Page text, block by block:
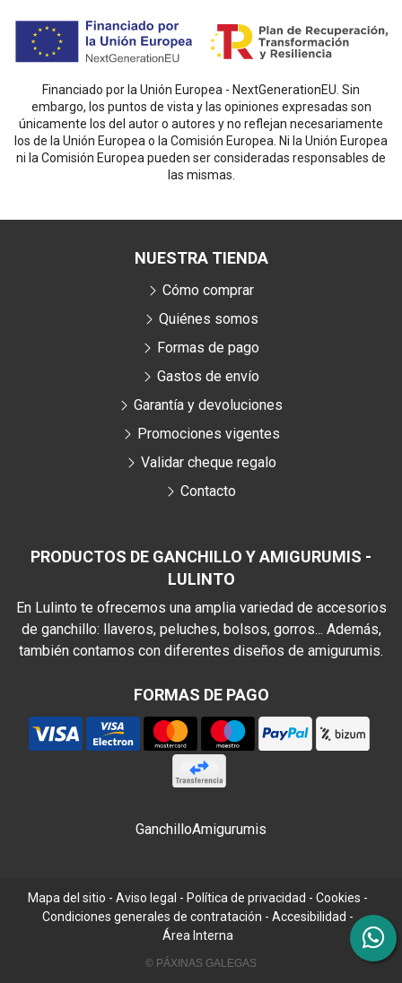
Financiado por la Unión Europea - NextGenerationEU. Sin
embargo, los puntos de vista y las opiniones expresadas son
únicamente los del autor o autores y no reflejan necesariamente
los de la Unión Europea o la Comisión Europea. Ni la Unión Europea
ni la Comisión Europea pueden ser consideradas responsables de
las mismas.
PRODUCTOS DE GANCHILLO Y AMIGURUMIS -
LULINTO
En Lulinto te ofrecemos una amplia variedad de accesorios
de ganchillo: llaveros, peluches, bolsos, gorros... Además,
también contamos con diferentes diseños de amigurumis.
FORMAS DE PAGO
NUESTRA TIENDA
Cómo comprar
Quiénes somos
Formas de pago
Gastos de envío
Garantía y devoluciones
Promociones vigentes
Validar cheque regalo
Contacto
GanchilloAmigurumis
Mapa del sitio - Aviso legal - Política de privacidad - Cookies -
Condiciones generales de contratación - Accesibilidad -
Área Interna
© PÁXINAS GALEGAS